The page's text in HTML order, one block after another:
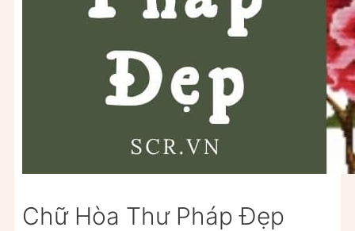
Chữ Hòa Thư Pháp Đẹp